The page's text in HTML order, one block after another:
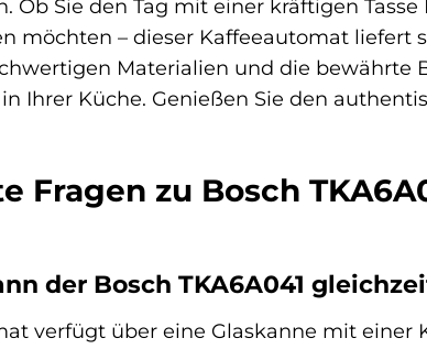
Ob Sie den Tag mit einer kräftigen
möchten – dieser Kaffeeautomat liefert
Materialien und die bewährte
Ihrer Küche. Genießen Sie den
Fragen zu Bosch
der Bosch TKA6A041
verfügt über eine Glaskanne mit einer